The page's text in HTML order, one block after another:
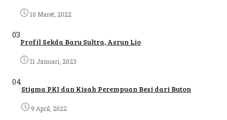
10 Maret, 2022
03
Profil Sekda Baru Sultra, Asrun Lio
11 Januari, 2023
04
Stigma PKI dan Kisah Perempuan Besi dari Buton
9 April, 2022